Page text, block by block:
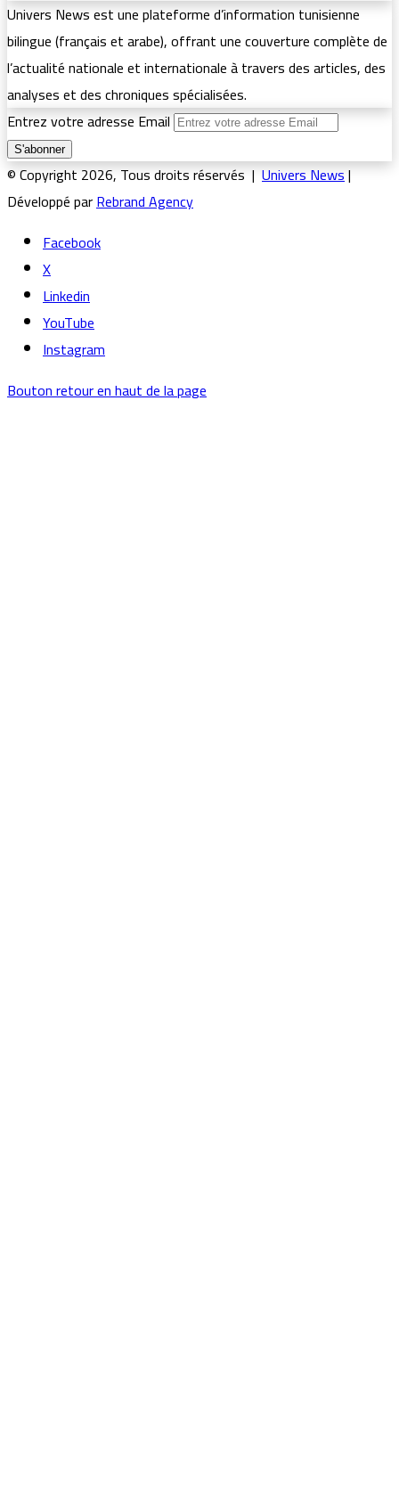
Univers News est une plateforme d’information tunisienne
bilingue (français et arabe), offrant une couverture complète de
l’actualité nationale et internationale à travers des articles, des
analyses et des chroniques spécialisées.
Entrez votre adresse Email
© Copyright 2026, Tous droits réservés |Univers News|
Développé parRebrand Agency
Facebook
X
Linkedin
YouTube
Instagram
Bouton retour en haut de la page